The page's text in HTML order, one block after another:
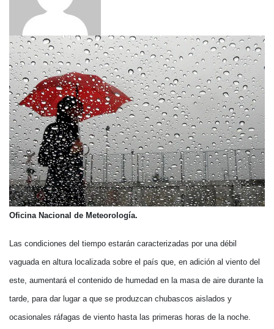
Oficina Nacional de Meteorología.
Las condiciones del tiempo estarán caracterizadas por una débil
vaguada en altura localizada sobre el país que, en adición al viento del
este, aumentará el contenido de humedad en la masa de aire durante la
tarde, para dar lugar a que se produzcan chubascos aislados y
ocasionales ráfagas de viento hasta las primeras horas de la noche.